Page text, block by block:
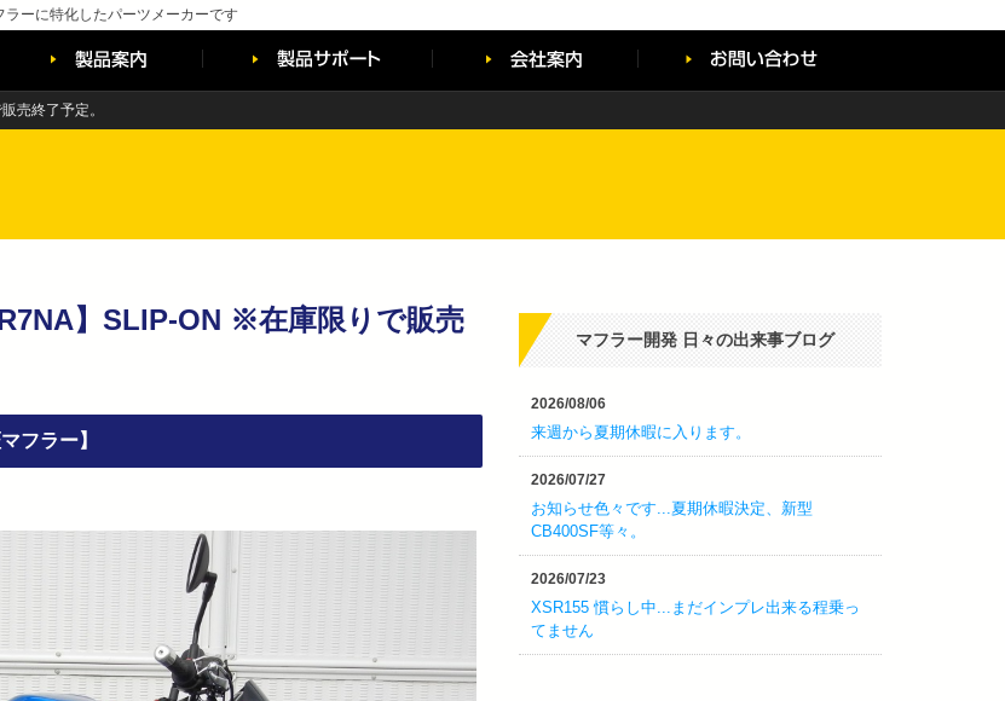
ーに特化したパーツメーカーです
売終了予定。
】SLIP-ON ※在庫限りで販売
フラー】
マフラー開発 日々の出来事ブログ
2026/08/06
来週から夏期休暇に入ります。
2026/07/27
お知らせ色々です...夏期休暇決定、新型
CB400SF等々。
2026/07/23
XSR155 慣らし中...まだインプレ出来る程乗っ
てません